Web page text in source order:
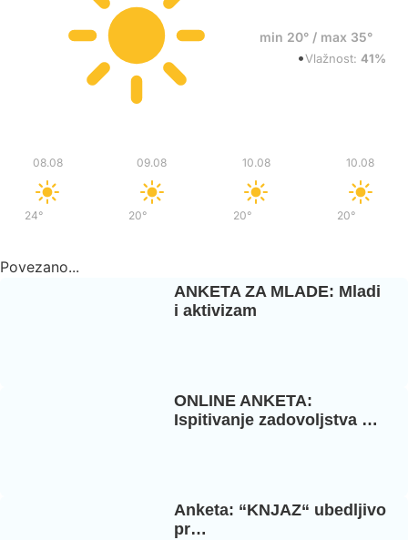
min 20° / max 35°
•Vlažnost:41%
08.08
24°/
09.08
20°/
10.08
20°/
10.08
20°
Povezano...
ANKETA ZA MLADE: Mladi
i aktivizam
ONLINE ANKETA:
Ispitivanje zadovoljstva …
Anketa: “KNJAZ“ ubedljivo
pr…